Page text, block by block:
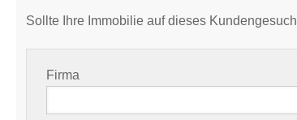
Sollte Ihre Immobilie auf dieses
Firma